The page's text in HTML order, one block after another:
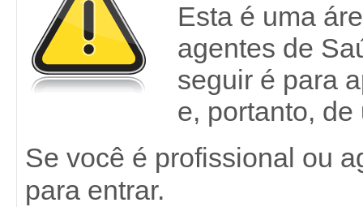
Esta é uma
agentes de
seguir é para
e, portanto,
Se você é profissional ou
para entrar.